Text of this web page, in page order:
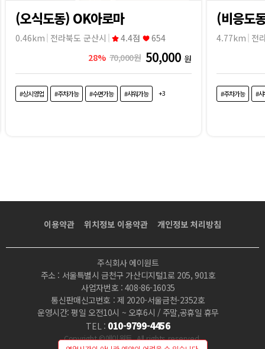
(오식도동) OK아로마
0.46km 전라북도 군산시 4.4점
654
28% 70,000원 50,000 원
#상시영업 #주차가능 #수면가능 #샤워가능 +3
(비응도
4.77km 전
#주차가능 #
이용약관 위치정보 이용약관 개인정보 처리방침
주식회사 에이원트
주소 : 서울특별시 금천구 가산디지털1로 205, 901호
사업자번호 : 408-86-16035
통신판매신고번호 : 제 2020-서울금천-2352호
운영시간: 평일 오전10시 ~ 오후6시 / 주말,공휴일 휴무
TEL : 010-9799-4456
Copyright ©에이원트 .All rights reserved.